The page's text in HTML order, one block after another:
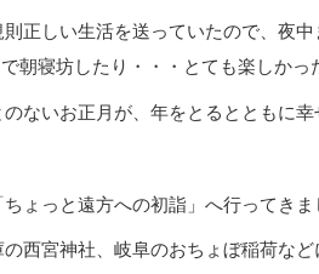
正しい生活を送っていたので、夜中
朝寝坊したり・・・とても楽しかっ
ないお正月が、年をとるとともに幸
ょっと遠方への初詣」へ行ってきま
西宮神社、岐阜のおちょぼ稲荷な